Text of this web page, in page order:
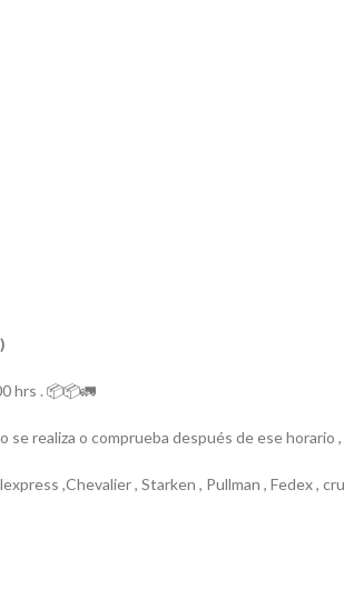
hrs . 📦📦🚛
realiza o comprueba después de ese horario
,Chevalier , Starken , Pullman , Fedex ,